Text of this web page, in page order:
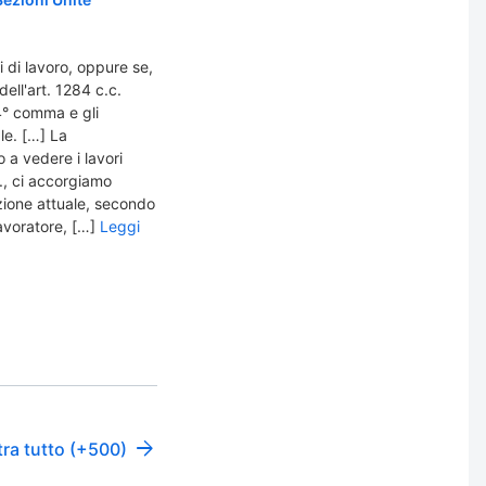
lavoro, oppure se,
1284 c.c.
comma e gli
[…] La
a vedere i lavori
., ci accorgiamo
attuale, secondo
[…] Leggi
tutto (+500)